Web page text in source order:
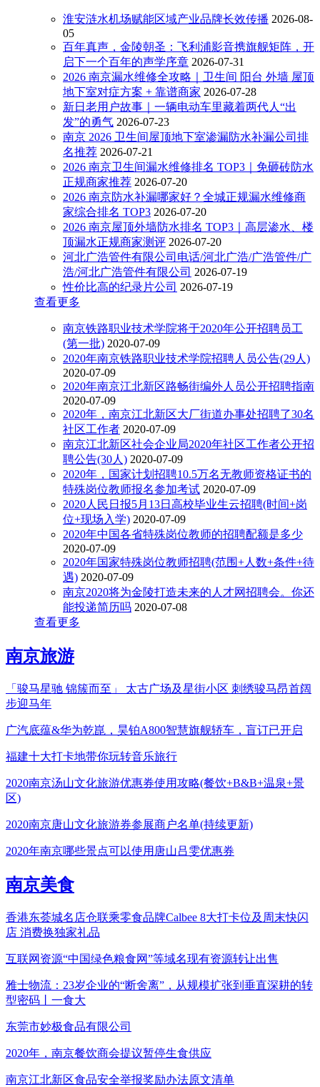
淮安涟水机场赋能区域产业品牌长效传播 2026-08-
05
百年真声，金陵朝圣：飞利浦影音携旗舰矩阵，开
启下一个百年的声学序章 2026-07-31
2026 南京漏水维修全攻略｜卫生间 阳台 外墙 屋顶
地下室对症方案 + 靠谱商家 2026-07-28
新日老用户故事｜一辆电动车里藏着两代人“出
发”的勇气 2026-07-23
南京 2026 卫生间屋顶地下室渗漏防水补漏公司排
名推荐 2026-07-21
2026 南京卫生间漏水维修排名 TOP3｜免砸砖防水
正规商家推荐 2026-07-20
2026 南京防水补漏哪家好？全城正规漏水维修商
家综合排名 TOP3 2026-07-20
2026 南京屋顶外墙防水排名 TOP3｜高层渗水、楼
顶漏水正规商家测评 2026-07-20
河北广浩管件有限公司电话/河北广浩/广浩管件/广
浩/河北广浩管件有限公司 2026-07-19
性价比高的纪录片公司 2026-07-19
查看更多
南京铁路职业技术学院将于2020年公开招聘员工
(第一批) 2020-07-09
2020年南京铁路职业技术学院招聘人员公告(29人)
2020-07-09
2020年南京江北新区路畅街编外人员公开招聘指南
2020-07-09
2020年，南京江北新区大厂街道办事处招聘了30名
社区工作者 2020-07-09
南京江北新区社会企业局2020年社区工作者公开招
聘公告(30人) 2020-07-09
2020年，国家计划招聘10.5万名无教师资格证书的
特殊岗位教师报名参加考试 2020-07-09
2020人民日报5月13日高校毕业生云招聘(时间+岗
位+现场入学) 2020-07-09
2020年中国各省特殊岗位教师的招聘配额是多少
2020-07-09
2020年国家特殊岗位教师招聘(范围+人数+条件+待
遇) 2020-07-09
南京2020将为金陵打造未来的人才网招聘会。你还
能投递简历吗 2020-07-08
查看更多
南京旅游
「骏马星驰 锦簇而至」 太古广场及星街小区 刺绣骏马昂首阔
步迎马年
广汽底蕴&华为乾崑，昊铂A800智慧旗舰轿车，盲订已开启
福建十大打卡地带你玩转音乐旅行
2020南京汤山文化旅游优惠券使用攻略(餐饮+B&B+温泉+景
区)
2020南京唐山文化旅游券参展商户名单(持续更新)
2020年南京哪些景点可以使用唐山吕雯优惠券
南京美食
香港东荟城名店仓联乘零食品牌Calbee 8大打卡位及周末快闪
店 消费换独家礼品
互联网资源“中国绿色粮食网”等域名现有资源转让出售
雅士物流：23岁企业的“断舍离”，从规模扩张到垂直深耕的转
型密码丨一食大
东莞市妙极食品有限公司
2020年，南京餐饮商会提议暂停生食供应
南京江北新区食品安全举报奖励办法原文清单